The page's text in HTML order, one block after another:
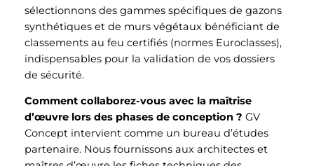
sélectionnons des gammes spécifiques de gazons
synthétiques et de murs végétaux bénéficiant de
classements au feu certifiés (normes Euroclasses),
indispensables pour la validation de vos dossiers
de sécurité.
Comment collaborez-vous avec la maîtrise
d’œuvre lors des phases de conception ? GV
Concept intervient comme un bureau d’études
partenaire. Nous fournissons aux architectes et